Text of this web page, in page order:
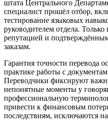
штата Центрального
специалист прошёл отбор,
тестирование языковых
руководителем отдела.
репутацией и
заказам.
Гарантия точности перевода
практике работы с
Переводчики фиксируют
непонятные моменты у
профессиональную
привести к финансовым
последствиям, исключаются